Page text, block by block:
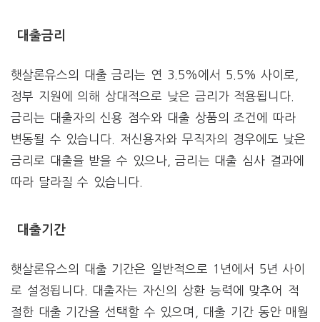
대출금리
햇살론유스의 대출 금리는 연 3.5%에서 5.5% 사이로,
정부 지원에 의해 상대적으로 낮은 금리가 적용됩니다.
금리는 대출자의 신용 점수와 대출 상품의 조건에 따라
변동될 수 있습니다. 저신용자와 무직자의 경우에도 낮은
금리로 대출을 받을 수 있으나, 금리는 대출 심사 결과에
따라 달라질 수 있습니다.
대출기간
햇살론유스의 대출 기간은 일반적으로 1년에서 5년 사이
로 설정됩니다. 대출자는 자신의 상환 능력에 맞추어 적
절한 대출 기간을 선택할 수 있으며, 대출 기간 동안 매월